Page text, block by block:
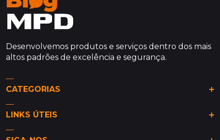
Desenvolvemos produtos e serviços dentro dos mais
altos padrões de excelência e segurança.
CATEGORIAS
Análises & Tendências
De olho na MPD
Dicas da MPD
LINKS ÚTEIS
Site MPD